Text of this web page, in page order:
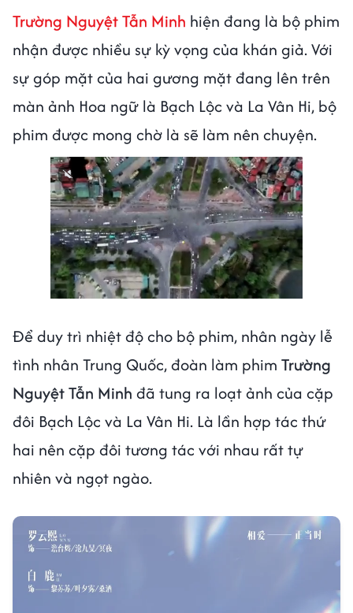
Trường Nguyệt Tẫn Minh hiện đang là bộ phim
nhận được nhiều sự kỳ vọng của khán giả. Với
sự góp mặt của hai gương mặt đang lên trên
màn ảnh Hoa ngữ là Bạch Lộc và La Vân Hi, bộ
phim được mong chờ là sẽ làm nên chuyện.
Để duy trì nhiệt độ cho bộ phim, nhân ngày lễ
tình nhân Trung Quốc, đoàn làm phim Trường
Nguyệt Tẫn Minh đã tung ra loạt ảnh của cặp
đôi Bạch Lộc và La Vân Hi. Là lần hợp tác thứ
hai nên cặp đôi tương tác với nhau rất tự
nhiên và ngọt ngào.